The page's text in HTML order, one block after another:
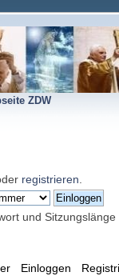
ZDW
registrieren
und Sitzungslänge
Einloggen